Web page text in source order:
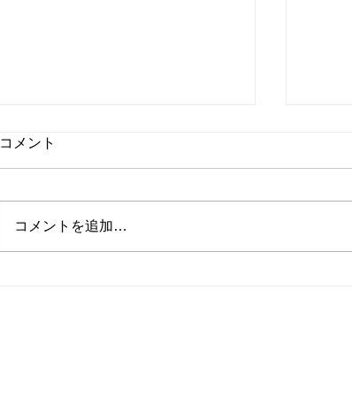
第13回市民公開セミナー(新
si=vbdHEbaGz7119v-7
コメント
コメントを追加…